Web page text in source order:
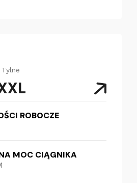
Tylne
ROBOCZE
MOC CIĄGNIKA